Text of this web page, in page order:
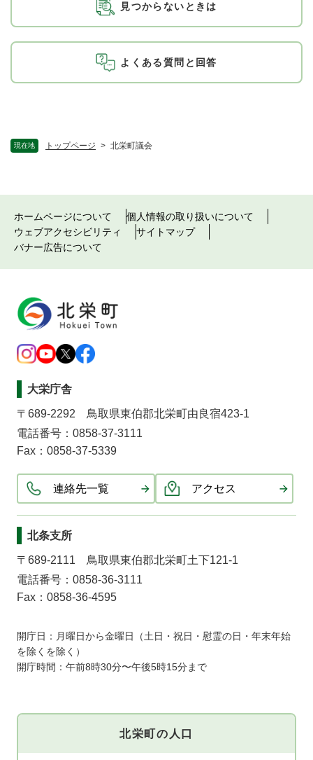
現在地 トップページ > 北栄町議会
見つからないときは
よくある質問と回答
ホームページについて
個人情報の取り扱いについて
ウェブアクセシビリティ
サイトマップ
バナー広告について
大栄庁舎
〒689-2292 鳥取県東伯郡北栄町由良宿423-1
電話番号：0858-37-3111
Fax：0858-37-5339
連絡先一覧 アクセス
北条支所
〒689-2111 鳥取県東伯郡北栄町土下121-1
電話番号：0858-36-3111
Fax：0858-36-4595
開庁日：月曜日から金曜日（土日・祝日・慰霊の日・年末年始
を除くを除く）
開庁時間：午前8時30分〜午後5時15分まで
北栄町の人口